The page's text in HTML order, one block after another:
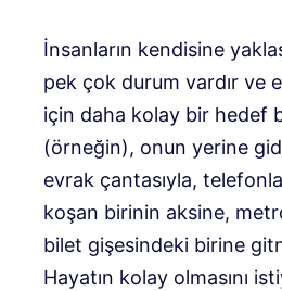
İnsanların kendisine
pek çok durum vardır ve
için daha kolay bir hedef
(örneğin), onun yerine
evrak çantasıyla,
koşan birinin aksine,
bilet gişesindeki birine
Hayatın kolay olmasını